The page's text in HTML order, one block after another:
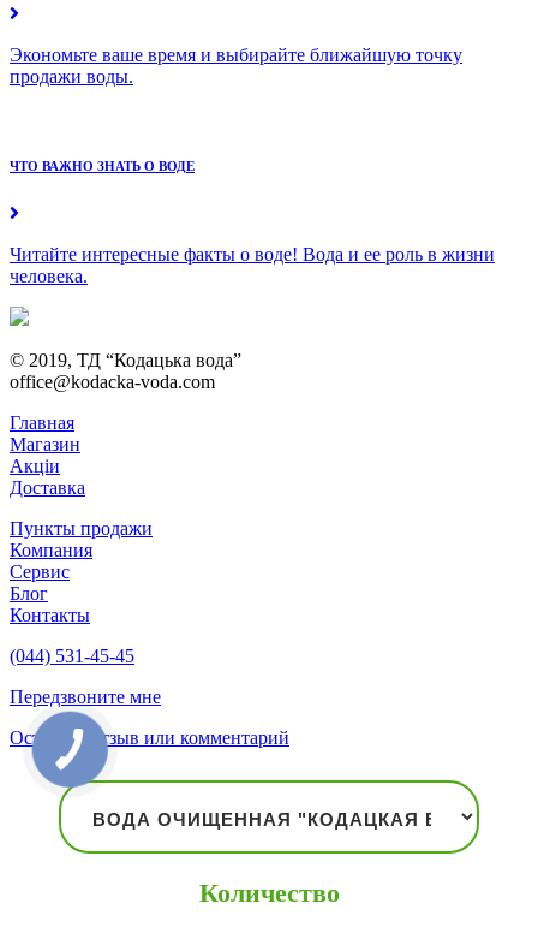
Экономьте ваше время и выбирайте ближайшую точку
продажи воды.
ЧТО ВАЖНО ЗНАТЬ О ВОДЕ
Читайте интересные факты о воде! Вода и ее роль в жизни
человека.
© 2019, ТД “Кодацька вода”
office@kodacka-voda.com
Главная
Магазин
Акціи
Доставка
Пункты продажи
Компания
Сервис
Блог
Контакты
(044) 531-45-45
Передзвоните мне
Оставить отзыв или комментарий
Количество